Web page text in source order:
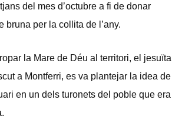
del mes d’octubre a fi de donar
bruna per la collita de l’any.
la Mare de Déu al territori, el jesuïta
a Montferri, es va plantejar la idea de
en un dels turonets del poble que era